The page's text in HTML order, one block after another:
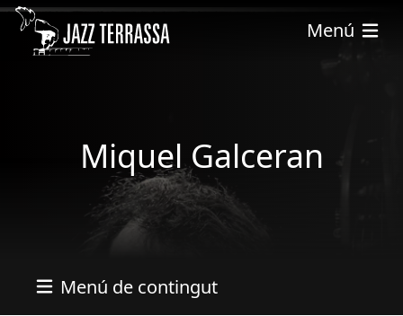
Vés al contingut
Menú
Miquel Galceran
Menú de contingut